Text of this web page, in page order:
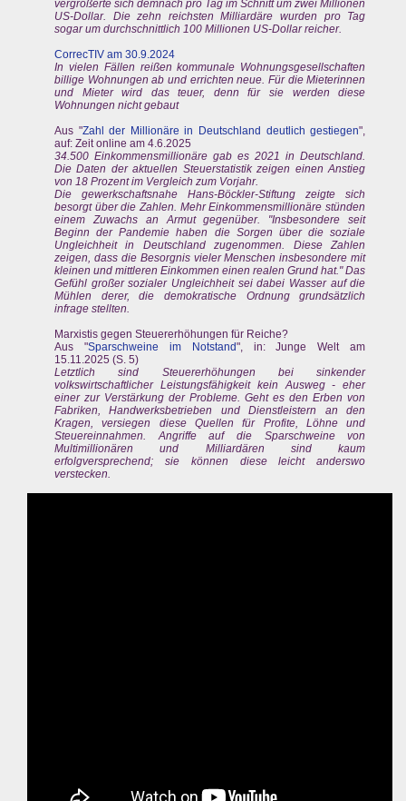
vergrößerte sich demnach pro Tag im Schnitt um zwei Millionen
US-Dollar. Die zehn reichsten Milliardäre wurden pro Tag
sogar um durchschnittlich 100 Millionen US-Dollar reicher.
CorrecTIV am 30.9.2024
In vielen Fällen reißen kommunale Wohnungsgesellschaften
billige Wohnungen ab und errichten neue. Für die Mieterinnen
und Mieter wird das teuer, denn für sie werden diese
Wohnungen nicht gebaut
Aus "Zahl der Millionäre in Deutschland deutlich gestiegen",
auf: Zeit online am 4.6.2025
34.500 Einkommensmillionäre gab es 2021 in Deutschland.
Die Daten der aktuellen Steuerstatistik zeigen einen Anstieg
von 18 Prozent im Vergleich zum Vorjahr.
Die gewerkschaftsnahe Hans-Böckler-Stiftung zeigte sich
besorgt über die Zahlen. Mehr Einkommensmillionäre stünden
einem Zuwachs an Armut gegenüber. "Insbesondere seit
Beginn der Pandemie haben die Sorgen über die soziale
Ungleichheit in Deutschland zugenommen. Diese Zahlen
zeigen, dass die Besorgnis vieler Menschen insbesondere mit
kleinen und mittleren Einkommen einen realen Grund hat." Das
Gefühl großer sozialer Ungleichheit sei dabei Wasser auf die
Mühlen derer, die demokratische Ordnung grundsätzlich
infrage stellten.
Marxistis gegen Steuererhöhungen für Reiche?
Aus "Sparschweine im Notstand", in: Junge Welt am
15.11.2025 (S. 5)
Letztlich sind Steuererhöhungen bei sinkender
volkswirtschaftlicher Leistungsfähigkeit kein Ausweg - eher
einer zur Verstärkung der Probleme. Geht es den Erben von
Fabriken, Handwerksbetrieben und Dienstleistern an den
Kragen, versiegen diese Quellen für Profite, Löhne und
Steuereinnahmen. Angriffe auf die Sparschweine von
Multimillionären und Milliardären sind kaum
erfolgversprechend; sie können diese leicht anderswo
verstecken.